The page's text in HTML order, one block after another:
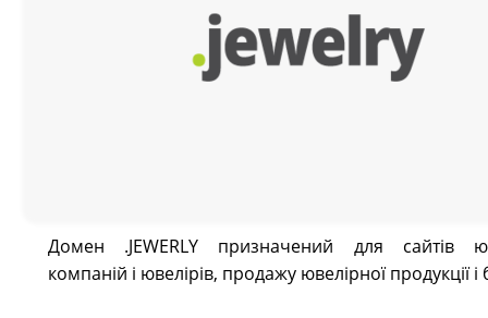
Домен .JEWERLY призначений для сайтів
компаній і ювелірів, продажу ювелірної продукції і